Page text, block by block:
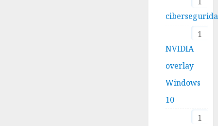
1
NVIDIA
overlay
Windows
10
1